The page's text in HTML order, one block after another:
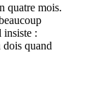
quatre mois.
insiste :
quand